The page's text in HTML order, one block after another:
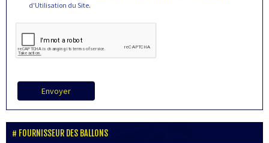
d'Utilisation du Site.
Envoyer
FOURNISSEUR DES BALLONS